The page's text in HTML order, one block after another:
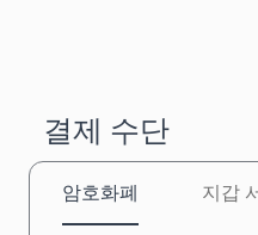
결제 수단
암호화폐 지갑